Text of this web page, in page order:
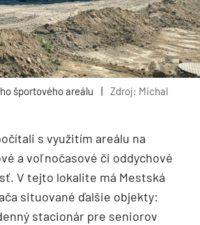
športového areálu
Zdroj: Michal
s využitím areálu na
a voľnočasové či oddychové
V tejto lokalite má Mestská
situované ďalšie objekty:
stacionár pre seniorov